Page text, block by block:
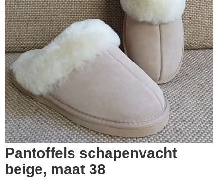
Pantoffels schapenvacht
beige, maat 38